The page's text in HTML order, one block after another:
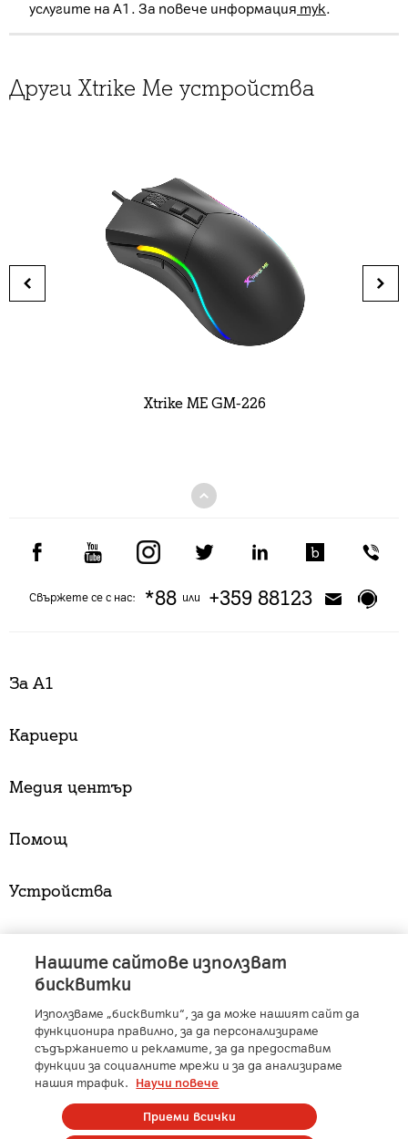
услугите на А1. За повече информация тук.
Други Xtrike Me устройства
Xtrike ME GM-226
Свържете се с нас: *88или +359 88123
За А1
Кариери
Медия център
Помощ
Устройства
A1 Austria - A1 Croatia - A1 Serbia - A1 Belarus
A1 Bulgaria
- A1 Macedonia - A1 Slovenia
A1 Digital
- Member of A1 Group
Copyright © 2025 А1 България. | Protected by reCAPTCHA
Нашите сайтове използват
бисквитки
Използваме „бисквитки“, за да може нашият сайт да
функционира правилно, за да персонализираме
съдържанието и рекламите, за да предоставим
функции за социалните мрежи и за да анализираме
нашия трафик.
Научи повече
Приеми всички